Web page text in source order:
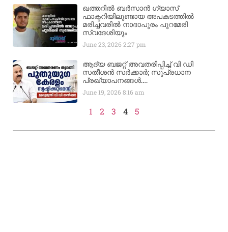
ഖത്തറിൽ ബർസാൻ ഗ്യാസ്
ഫാക്ടറിയിലുണ്ടായ അപകടത്തിൽ
മരിച്ചവരിൽ നാദാപുരം പുറമേരി
സ്വദേശിയും
June 23, 20262:27 pm
ആദ്യ ബജറ്റ് അവതരിപ്പിച്ച് വി ഡി
സതീശൻ സർക്കാർ; സുപ്രധാന
പ്രഖ്യാപനങ്ങൾ….
June 19, 20268:16 am
1 2 3 4 5